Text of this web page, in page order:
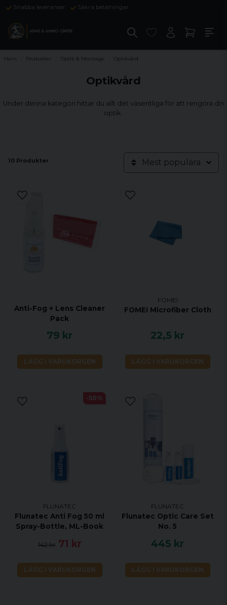
Snabba leveranser Säkra betalningar
Hem Produkter Optik & Montage Optikvård
Optikvård
Under denna kategori hittar du allt det väsentliga för att rengöra din
optik.
10 Produkter Mest populära
Anti-Fog + Lens Cleaner
Pack
79 kr
LÄGG I VARUKORGEN
FOMEI
FOMEI Microfiber Cloth
22,5 kr
LÄGG I VARUKORGEN
FLUNATEC
Flunatec Anti Fog 50 ml
Spray-Bottle, ML-Book
142 kr 71 kr
LÄGG I VARUKORGEN
-50%
FLUNATEC
Flunatec Optic Care Set
No. 5
445 kr
LÄGG I VARUKORGEN